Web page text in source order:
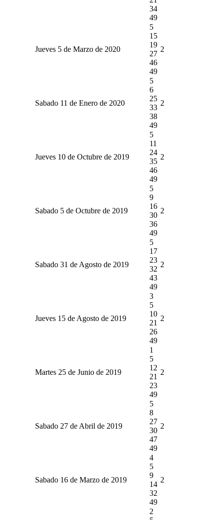
34
49
Jueves 5 de Marzo de 2020
5
15
19
27
46
49
2
Sabado 11 de Enero de 2020
5
6
25
33
38
49
2
Jueves 10 de Octubre de 2019
5
11
24
35
46
49
2
Sabado 5 de Octubre de 2019
5
9
16
30
36
49
2
Sabado 31 de Agosto de 2019
5
17
23
32
43
49
2
Jueves 15 de Agosto de 2019
3
5
10
21
26
49
2
Martes 25 de Junio de 2019
1
5
12
21
23
49
2
Sabado 27 de Abril de 2019
5
8
27
30
47
49
2
Sabado 16 de Marzo de 2019
4
5
9
14
32
49
2
2